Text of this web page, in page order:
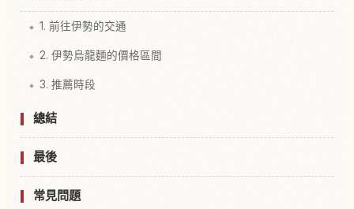
1. 前往伊勢的交通
2. 伊勢烏龍麵的價格區間
3. 推薦時段
總結
最後
常見問題